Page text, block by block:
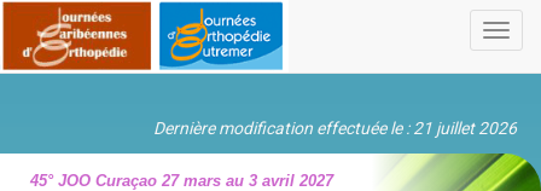
Dernière modification effectuée le : 21 juillet 2026
45° JOO Curaçao 27 mars au 3 avril 2027